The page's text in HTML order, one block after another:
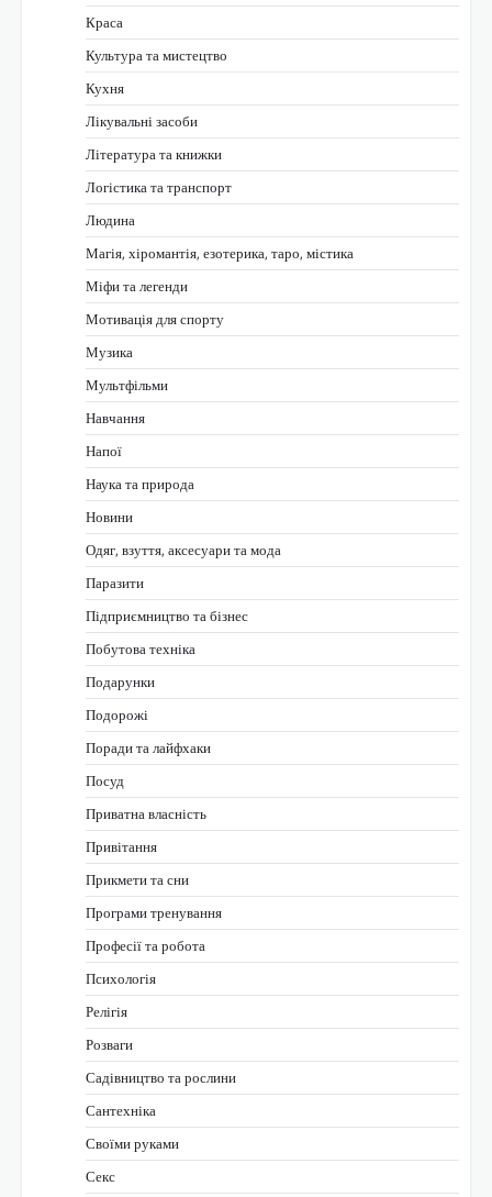
Краса
Культура та мистецтво
Кухня
Лікувальні засоби
Література та книжки
Логістика та транспорт
Людина
Магія, хіромантія, езотерика, таро, містика
Міфи та легенди
Мотивація для спорту
Музика
Мультфільми
Навчання
Напої
Наука та природа
Новини
Одяг, взуття, аксесуари та мода
Паразити
Підприємництво та бізнес
Побутова техніка
Подарунки
Подорожі
Поради та лайфхаки
Посуд
Приватна власність
Привітання
Прикмети та сни
Програми тренування
Професії та робота
Психологія
Релігія
Розваги
Садівництво та рослини
Сантехніка
Своїми руками
Секс